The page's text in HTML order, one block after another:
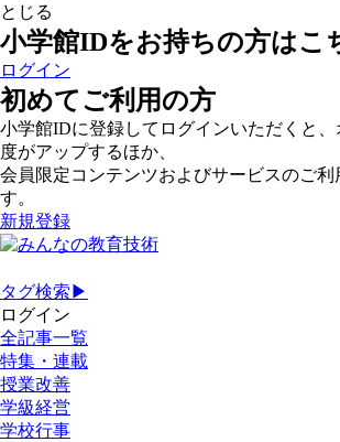
とじる
小学館IDをお持ちの方はこ
ログイン
初めてご利用の方
小学館IDに登録してログインいただくと
度がアップするほか、
会員限定コンテンツおよびサービスのご利
す。
新規登録
タグ検索▶
ログイン
全記事一覧
特集・連載
授業改善
学級経営
学校行事